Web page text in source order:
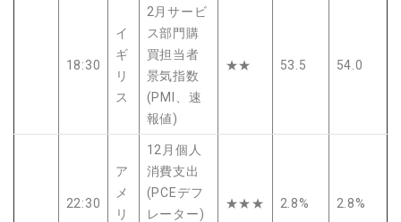
18:30
イ
ギ
リ
ス
2月サービ
ス部門購
買担当者
景気指数
(PMI、速
報値)
★★ 53.5 54.0
22:30
ア
メ
リ
12月個人
消費支出
(PCEデフ
レーター)
★★★ 2.8% 2.8%